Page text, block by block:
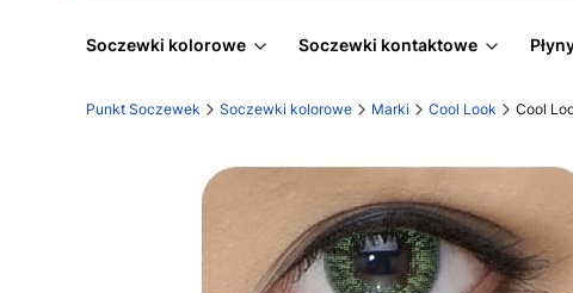
Soczewki kolorowe Soczewki kontaktowe
Punkt Soczewek Soczewki kolorowe Marki Cool Look Cool